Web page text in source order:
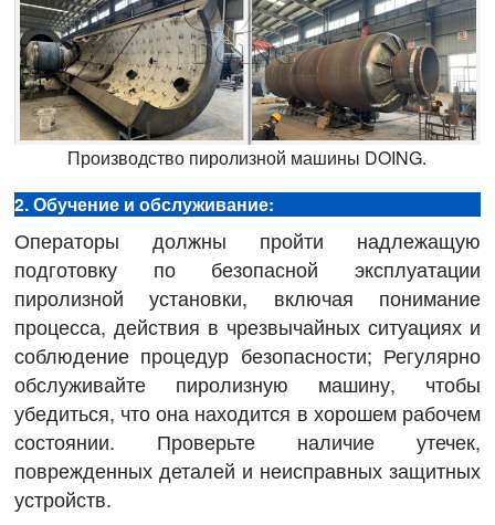
Производство пиролизной машины DOING.
2. Обучение и обслуживание:
Операторы должны пройти надлежащую
подготовку по безопасной эксплуатации
пиролизной установки, включая понимание
процесса, действия в чрезвычайных ситуациях и
соблюдение процедур безопасности; Регулярно
обслуживайте пиролизную машину, чтобы
убедиться, что она находится в хорошем рабочем
состоянии. Проверьте наличие утечек,
поврежденных деталей и неисправных защитных
устройств.